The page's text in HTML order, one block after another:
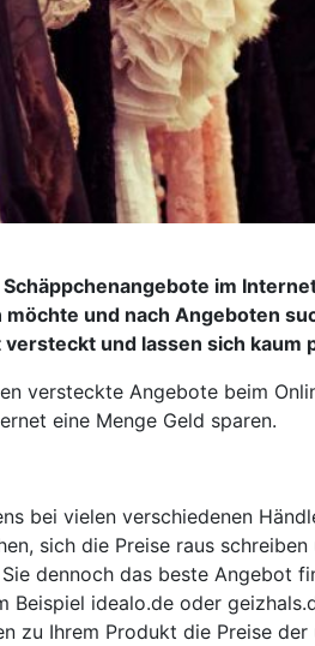
im
und nach Angeboten
und lassen sich kaum
versteckte Angebote beim
eine Menge Geld sparen.
bei vielen verschiedenen
sich die Preise raus
dennoch das beste Angebot
Beispiel idealo.de oder
zu Ihrem Produkt die Preise